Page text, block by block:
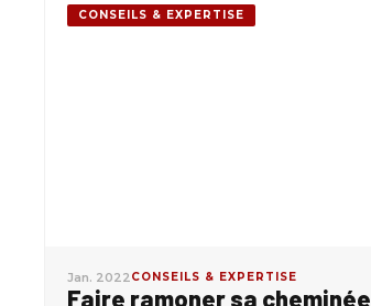
CONSEILS & EXPERTISE
Jan. 2022CONSEILS & EXPERTISE
Faire ramoner sa cheminée